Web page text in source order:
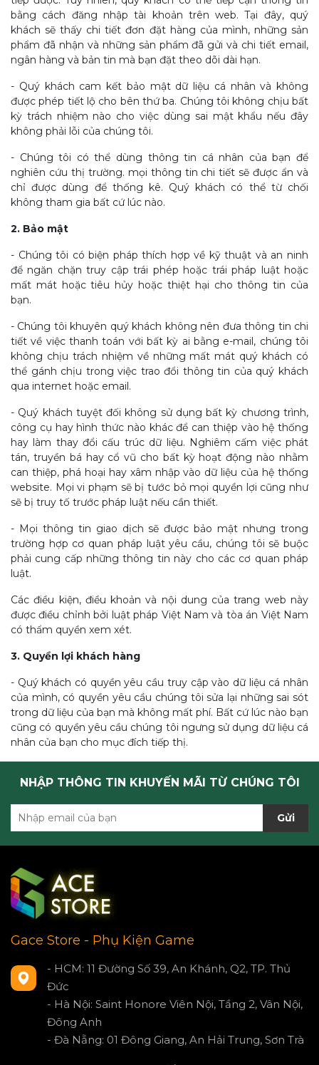
bằng cách đăng nhập tài khoản trên web. Tại đây, quý
khách sẽ thấy chi tiết đơn đặt hàng của mình, những sản
phẩm đã nhận và những sản phẩm đã gửi và chi tiết email,
ngân hàng và bản tin mà bạn đặt theo dõi dài hạn.
- Quý khách cam kết bảo mật dữ liệu cá nhân và không
được phép tiết lộ cho bên thứ ba. Chúng tôi không chịu bất
kỳ trách nhiệm nào cho việc dùng sai mật khẩu nếu đây
không phải lỗi của chúng tôi.
- Chúng tôi có thể dùng thông tin cá nhân của bạn để
nghiên cứu thị trường. mọi thông tin chi tiết sẽ được ẩn và
chỉ được dùng để thống kê. Quý khách có thể từ chối
không tham gia bất cứ lúc nào.
2. Bảo mật
- Chúng tôi có biện pháp thích hợp về kỹ thuật và an ninh
để ngăn chặn truy cập trái phép hoặc trái pháp luật hoặc
mất mát hoặc tiêu hủy hoặc thiệt hại cho thông tin của
bạn.
- Chúng tôi khuyên quý khách không nên đưa thông tin chi
tiết về việc thanh toán với bất kỳ ai bằng e-mail, chúng tôi
không chịu trách nhiệm về những mất mát quý khách có
thể gánh chịu trong việc trao đổi thông tin của quý khách
qua internet hoặc email.
- Quý khách tuyệt đối không sử dụng bất kỳ chương trình,
công cụ hay hình thức nào khác để can thiệp vào hệ thống
hay làm thay đổi cấu trúc dữ liệu. Nghiêm cấm việc phát
tán, truyền bá hay cổ vũ cho bất kỳ hoạt động nào nhằm
can thiệp, phá hoại hay xâm nhập vào dữ liệu của hệ thống
website. Mọi vi phạm sẽ bị tước bỏ mọi quyền lợi cũng như
sẽ bị truy tố trước pháp luật nếu cần thiết.
- Mọi thông tin giao dịch sẽ được bảo mật nhưng trong
trường hợp cơ quan pháp luật yêu cầu, chúng tôi sẽ buộc
phải cung cấp những thông tin này cho các cơ quan pháp
luật.
Các điều kiện, điều khoản và nội dung của trang web này
được điều chỉnh bởi luật pháp Việt Nam và tòa án Việt Nam
có thẩm quyền xem xét.
3. Quyền lợi khách hàng
- Quý khách có quyền yêu cầu truy cập vào dữ liệu cá nhân
của mình, có quyền yêu cầu chúng tôi sửa lại những sai sót
trong dữ liệu của bạn mà không mất phí. Bất cứ lúc nào bạn
cũng có quyền yêu cầu chúng tôi ngưng sử dụng dữ liệu cá
nhân của bạn cho mục đích tiếp thị.
NHẬP THÔNG TIN KHUYẾN MÃI TỪ CHÚNG TÔI
Gửi
Gace Store - Phụ Kiện Game
- HCM: 11 Đường Số 39, An Khánh, Q2, TP. Thủ
Đức
- Hà Nội: Saint Honore Viên Nội, Tầng 2, Vân Nội,
Đông Anh
- Đà Nẵng: 01 Đông Giang, An Hải Trung, Sơn Trà